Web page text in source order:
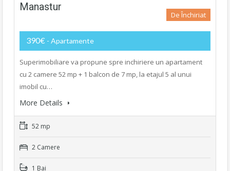
Manastur
De Închiriat
390€ - Apartamente
Superimobiliare va propune spre inchiriere un apartament
cu 2 camere 52 mp + 1 balcon de 7 mp, la etajul 5 al unui
imobil cu…
More Details
52 mp
2 Camere
1 Bai